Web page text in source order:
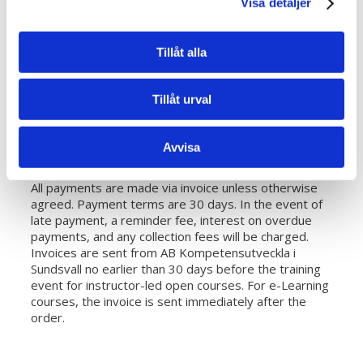
Tillåt alla
Tillåt urval
Avvisa
To place an order, you must provide information in all
fields marked as mandatory. If we do not have your
email address, we cannot send an order confirmation
or inform you of any changes. We store your name,
address, and other contact details in accordance with
GDPR. See our Privacy Policy.
Payment Terms
All payments are made via invoice unless otherwise
agreed. Payment terms are 30 days. In the event of
late payment, a reminder fee, interest on overdue
payments, and any collection fees will be charged.
Invoices are sent from AB Kompetensutveckla i
Sundsvall no earlier than 30 days before the training
event for instructor-led open courses. For e-Learning
courses, the invoice is sent immediately after the
order.